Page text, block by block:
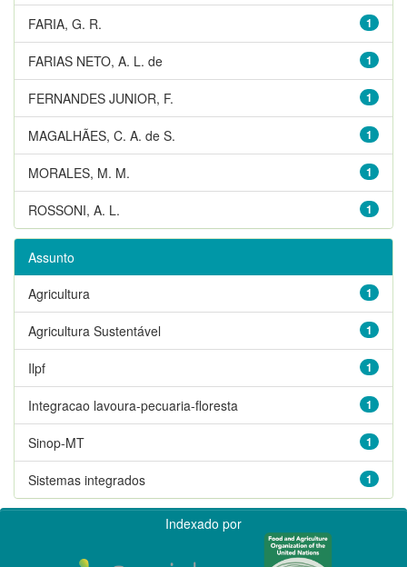
1
FARIA, G. R.
1
FARIAS NETO, A. L. de
1
FERNANDES JUNIOR, F.
1
MAGALHÃES, C. A. de S.
1
MORALES, M. M.
1
ROSSONI, A. L.
Assunto
1
Agricultura
1
Agricultura Sustentável
1
Ilpf
1
Integracao lavoura-pecuaria-floresta
1
Sinop-MT
1
Sistemas integrados
Indexado por